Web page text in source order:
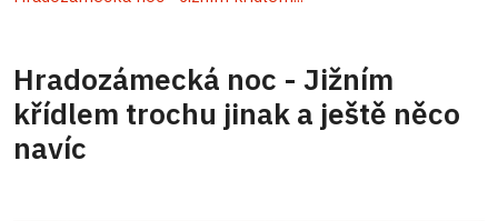
Hradozámecká noc - Jižním
křídlem trochu jinak a ještě něco
navíc